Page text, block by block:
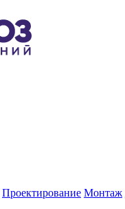
Проектирование Монтаж